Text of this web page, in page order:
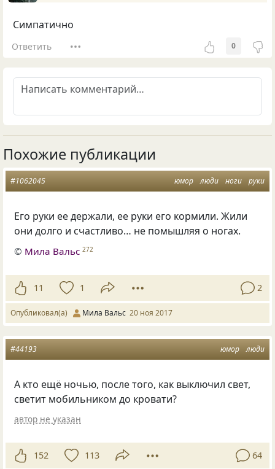
Симпатично
Ответить 0
Похожие публикации
юмор люди ноги руки
#1062045
Его руки ее держали, ее руки его кормили. Жили
они долго и счастливо… не помышляя о ногах.
© Мила Вальс 272
11 1 2
Опубликовал(а) Мила Вальс 20 ноя 2017
юмор люди
#44193
А кто ещё ночью, после того, как выключил свет,
светит мобильником до кровати?
автор не указан
152 113 64